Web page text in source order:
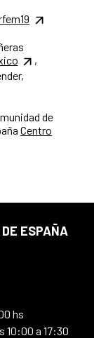
,
de
Centro
ESPAÑA
hs
10:00 a 17:30